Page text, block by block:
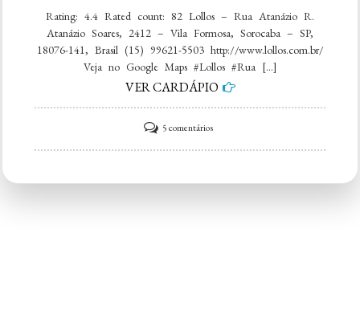
Rating: 4.4 Rated count: 82 Lollos – Rua Atanázio R.
Atanázio Soares, 2412 – Vila Formosa, Sorocaba – SP,
18076-141, Brasil (15) 99621-5503 http://www.lollos.com.br/
Veja no Google Maps #Lollos #Rua […]
VER CARDÁPIO
5 comentáriosem
Lollos